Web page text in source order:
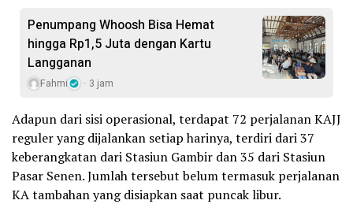
Penumpang Whoosh Bisa Hemat
hingga Rp1,5 Juta dengan Kartu
Langganan
Fahmi 3 jam
Adapun dari sisi operasional, terdapat 72 perjalanan KAJJ
reguler yang dijalankan setiap harinya, terdiri dari 37
keberangkatan dari Stasiun Gambir dan 35 dari Stasiun
Pasar Senen. Jumlah tersebut belum termasuk perjalanan
KA tambahan yang disiapkan saat puncak libur.